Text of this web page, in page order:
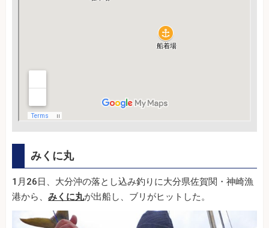
みくに丸
1月26日、大分沖の落とし込み釣りに大分県佐賀関・神崎漁
港から、 みくに丸が出船し、ブリがヒットした。